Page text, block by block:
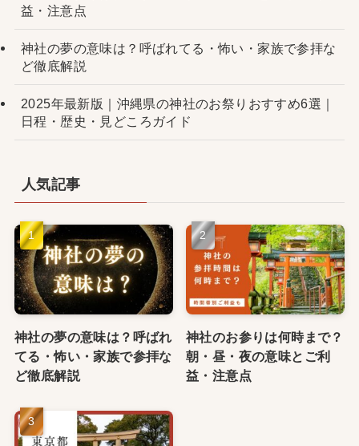
益・注意点
神社の夢の意味は？呼ばれてる・怖い・家族で参拝な
ど徹底解説
2025年最新版｜沖縄県の神社のお祭りおすすめ6選｜
日程・歴史・見どころガイド
人気記事
神社の夢の意味は？呼ばれ
てる・怖い・家族で参拝な
ど徹底解説
神社のお参りは何時まで？
朝・昼・夜の意味とご利
益・注意点